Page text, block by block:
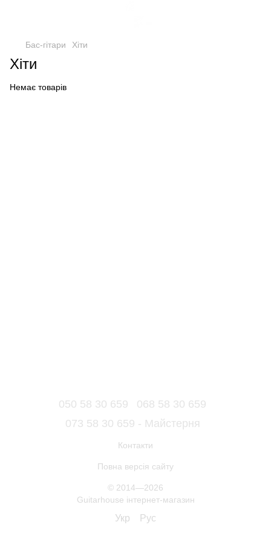
Бас-гітари Хіти
Хіти
Немає товарів
050 58 30 659
068 58 30 659
073 58 30 659 - Майстерня
Контакти
Повна версія сайту
© 2014—2026
Guitarhouse інтернет-магазин
Укр Рус